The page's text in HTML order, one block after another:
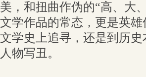
美，和扭曲作伪的“高、大
文学作品的常态，更是英
文学史上追寻，还是到历
人物写丑。